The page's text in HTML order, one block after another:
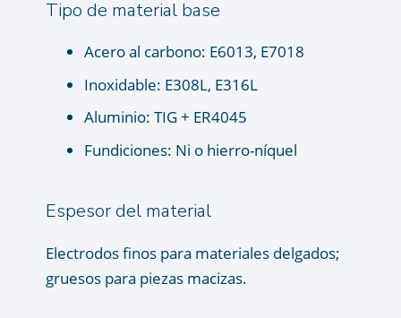
Tipo de material base
Acero al carbono: E6013, E7018
Inoxidable: E308L, E316L
Aluminio: TIG + ER4045
Fundiciones: Ni o hierro-níquel
Espesor del material
Electrodos finos para materiales delgados;
gruesos para piezas macizas.